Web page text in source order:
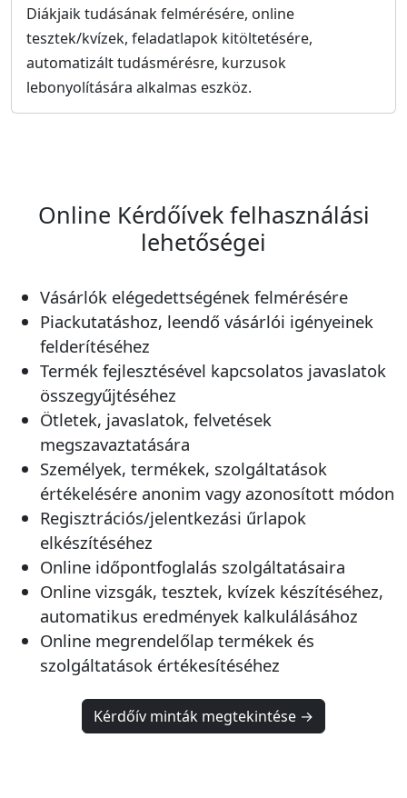
Diákjaik tudásának felmérésére, online
tesztek/kvízek, feladatlapok kitöltetésére,
automatizált tudásmérésre, kurzusok
lebonyolítására alkalmas eszköz.
Online Kérdőívek felhasználási
lehetőségei
Vásárlók elégedettségének felmérésére
Piackutatáshoz, leendő vásárlói igényeinek
felderítéséhez
Termék fejlesztésével kapcsolatos javaslatok
összegyűjtéséhez
Ötletek, javaslatok, felvetések
megszavaztatására
Személyek, termékek, szolgáltatások
értékelésére anonim vagy azonosított módon
Regisztrációs/jelentkezási űrlapok
elkészítéséhez
Online időpontfoglalás szolgáltatásaira
Online vizsgák, tesztek, kvízek készítéséhez,
automatikus eredmények kalkulálásához
Online megrendelőlap termékek és
szolgáltatások értékesítéséhez
Kérdőív minták megtekintése →